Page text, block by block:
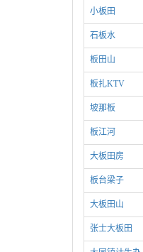
小板田
石板水
板田山
板扎KTV
坡那板
板江河
大板田房
板台梁子
大板田山
张士大板田